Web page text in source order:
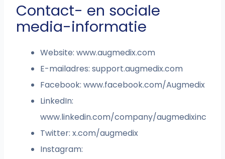
Contact- en sociale
media-informatie
Website: www.augmedix.com
E-mailadres: support.augmedix.com
Facebook: www.facebook.com/Augmedix
LinkedIn:
www.linkedin.com/company/augmedixinc
Twitter: x.com/augmedix
Instagram: